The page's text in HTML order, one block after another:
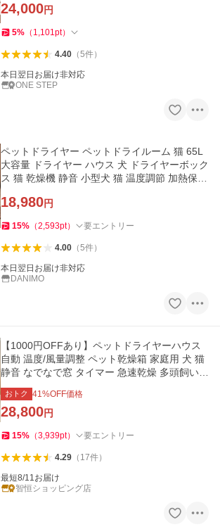
24,000円
5% （ 1,101pt）
4.40（5件）
本日翌日お届け非対応
ONE STEP
ペットドライヤー ペットドライルーム 猫 65L
大容量 ドライヤー ハウス 犬 ドライヤーボック
ス 猫 乾燥機 静音 小型犬 猫 温度調節 加熱保護
18,980円
15% （2,593pt） 要エントリー
4.00（5件）
本日翌日お届け非対応
DANIMO
【1000円OFFあり】ペットドライヤーハウス
自動 温度/風量調整 ペット乾燥箱 家庭用 犬 猫
静音 なでなで窓 タイマー 急速乾燥 多頭飼い 2
026モデル 業務 爆買
おトク 41%OFF価格
28,800円
15% （3,939pt） 要エントリー
4.29（ 17件）
最短8/11お届け
智恒ショッピング店